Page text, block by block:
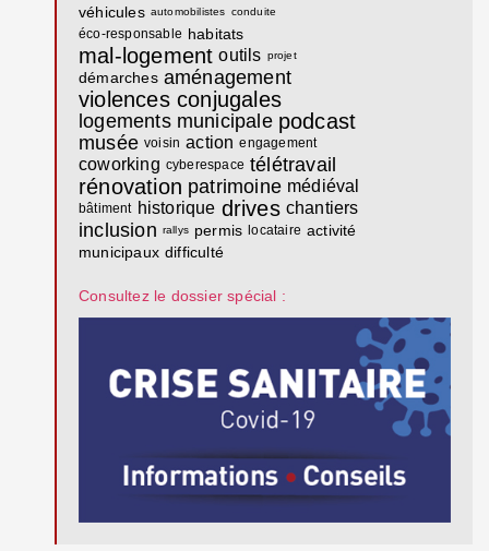
véhicules automobilistes conduite
éco-responsable habitats
mal-logement outils projet
démarches aménagement
violences conjugales
logements municipale podcast
musée voisin action engagement
coworking cyberespace télétravail
rénovation patrimoine médiéval
bâtiment historique drives chantiers
inclusion rallys permis locataire activité
municipaux difficulté
Consultez le dossier spécial :